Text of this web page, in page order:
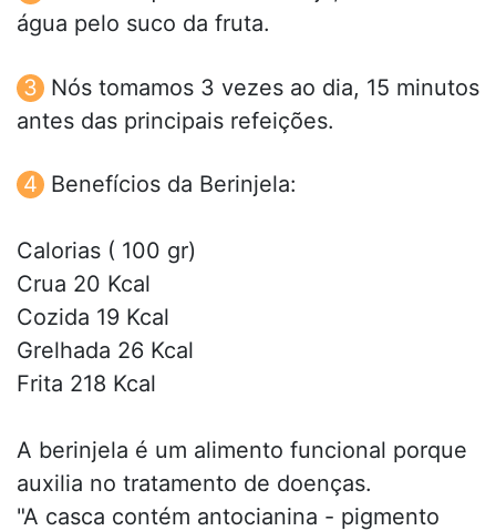
água pelo suco da fruta.
Nós tomamos 3 vezes ao dia, 15 minutos
antes das principais refeições.
Benefícios da Berinjela:
Calorias ( 100 gr)
Crua 20 Kcal
Cozida 19 Kcal
Grelhada 26 Kcal
Frita 218 Kcal
A berinjela é um alimento funcional porque
auxilia no tratamento de doenças.
"A casca contém antocianina - pigmento